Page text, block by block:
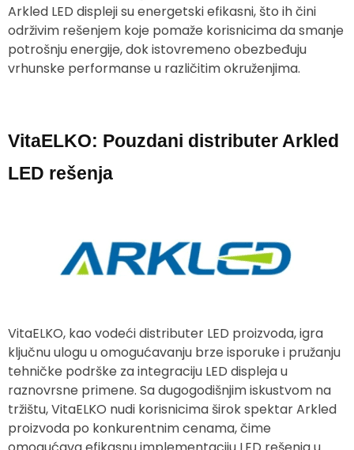
Arkled LED displeji su energetski efikasni, što ih čini
održivim rešenjem koje pomaže korisnicima da smanje
potrošnju energije, dok istovremeno obezbeđuju
vrhunske performanse u različitim okruženjima.
VitaELKO: Pouzdani distributer Arkled
LED rešenja
VitaELKO, kao vodeći distributer LED proizvoda, igra
ključnu ulogu u omogućavanju brze isporuke i pružanju
tehničke podrške za integraciju LED displeja u
raznovrsne primene. Sa dugogodišnjim iskustvom na
tržištu, VitaELKO nudi korisnicima širok spektar Arkled
proizvoda po konkurentnim cenama, čime